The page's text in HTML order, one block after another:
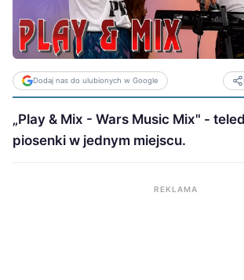
Dodaj nas do ulubionych w Google
„Play & Mix - Wars Music Mix" -
piosenki w jednym miejscu.
REKLAMA